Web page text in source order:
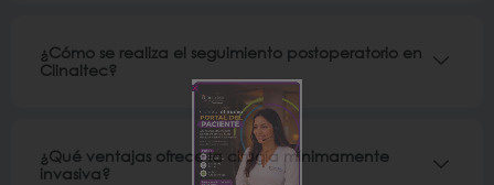
¿Cómo se realiza el seguimiento postoperatorio en
Clinaltec?
¿Qué ventajas ofrece la cirugía mínimamente
invasiva?